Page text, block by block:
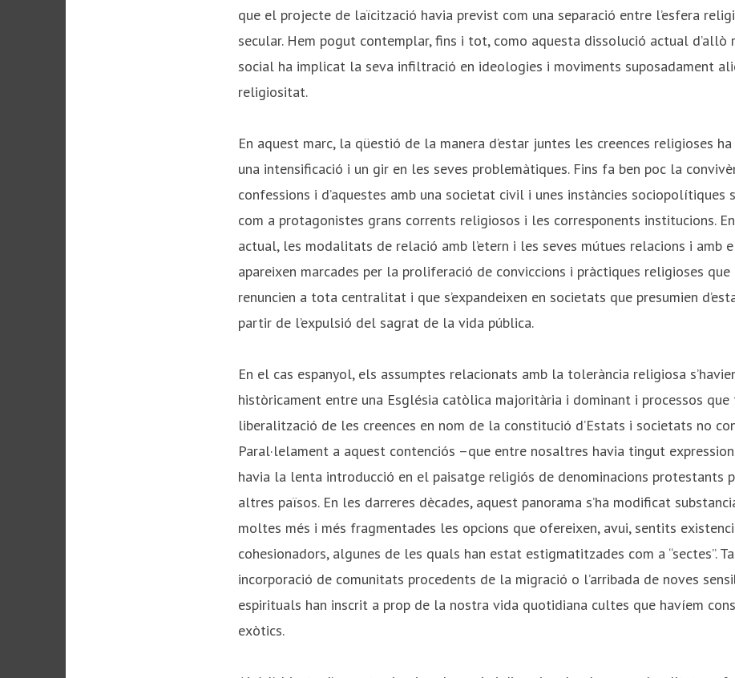
que el projecte de laïcització havia previst com una separació entre l’esfera
secular. Hem pogut contemplar, fins i tot, como aquesta dissolució actual d’allò
social ha implicat la seva infiltració en ideologies i moviments suposadament
religiositat.
En aquest marc, la qüestió de la manera d’estar juntes les creences religioses
una intensificació i un gir en les seves problemàtiques. Fins fa ben poc la
confessions i d’aquestes amb una societat civil i unes instàncies sociopolítiques
com a protagonistes grans corrents religiosos i les corresponents institucions.
actual, les modalitats de relació amb l’etern i les seves mútues relacions i amb
apareixen marcades per la proliferació de conviccions i pràctiques religioses
renuncien a tota centralitat i que s’expandeixen en societats que presumien
partir de l’expulsió del sagrat de la vida pública.
En el cas espanyol, els assumptes relacionats amb la tolerància religiosa
històricament entre una Església catòlica majoritària i dominant i processos
liberalització de les creences en nom de la constitució d’Estats i societats no
Paral·lelament a aquest contenciós –que entre nosaltres havia tingut
havia la lenta introducció en el paisatge religiós de denominacions protestants
altres països. En les darreres dècades, aquest panorama s’ha modificat
moltes més i més fragmentades les opcions que ofereixen, avui, sentits
cohesionadors, algunes de les quals han estat estigmatitzades com a “sectes”.
incorporació de comunitats procedents de la migració o l’arribada de noves
espirituals han inscrit a prop de la nostra vida quotidiana cultes que havíem
exòtics.